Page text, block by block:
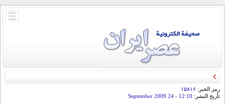
باز
رمز الخبر: ۱۵۸۱۶
تأريخ النشر: 12:10
- 24 September 2009